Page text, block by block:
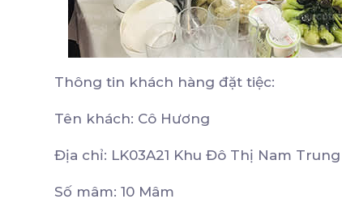
Thông tin khách hàng đặt tiệc:
Tên khách: Cô Hương
Địa chỉ: LK03A21 Khu Đô Thị Nam Trung
Số mâm: 10 Mâm